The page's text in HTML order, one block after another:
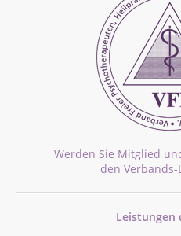
Werden Sie Mitglied
den
Leistungen